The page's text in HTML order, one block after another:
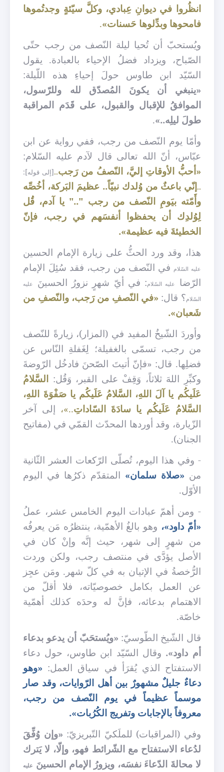
انظُروا في ديوانِ عِبادي، وكلَّ سيّئةٍ وجدتُموها
فامحوها وبدِّلوها حَسنات».
ويُستحبّ أن تُحيا ليلة النّصف من رجب حتّى
الصّباح، ويزداد فضلُ الإحياء بالعبادة. يقول
السّيّد ابن طاوس حولَ إحياءِ هذه اللّيلة:
«ينبغي أن يكونَ المُصدّق لله وللرّسول،
الموافقُ للإقبال والقبول، على قَدَم المراقبة
طولَ ليلِه..».
وأمّا يوم النّصف من رجب، ففي رواية عن ابن
عبّاس، أنّ الله تعالى قال لآدم عليه السّلام:
«أحبُّ الأوقاتِ إليَّ، النّصفُ من رَجب..[إلى قوله]:
..إنّي باعثٌ من وُلدك نبيّاً.. عظيمَ البَركة، أخُصِّه
وأَمّته بيَومِ النّصف من رجب ".." يا آدم، قُل
لِوُلدِك أن يحفظوا أنفسَهم في رجب، فإنّ
الخطيئةَ فيه عظيمة».
هذا، وقد ورد الحثُّ على زيارة الإمام الحسين
عليه السّلام في النّصف من رجب، فقد سُئِلَ الإمام
الرّضا
عليه السّلام: في أيّ شهرٍ نزورُ الحسينَ عليه
السّلام؟ قال: «في النّصفِ من رَجب، والنّصفِ من
شَعبان».
وأوردَ الشّيخُ المفيد في (المزار)، زيارةً للنّصف
من رجب، تسمّى بالغفيلة؛ لِغَفلةِ النّاس عن
فضلِها. قال: «فإنّ أتيتَ الصّحنَ فادخُل الرّوضةَ
وكبِّرِ اللهَ ثلاثاً، وَقِفْ على القبر، وَقُل: السَّلامُ
عَلَيكُم يا آلَ اللهِ، السَّلامُ عَلَيكُم يا صَفْوَةَ اللهِ،
السَّلامُ عَلَيكُم يا سادَةَ السّاداتِ..»، إلى آخر
الزّيارة، وقد أوردها المحدّث القمّي في (مفاتيح
الجنان).
- وفي هذا اليوم، تُصلّى الرّكعات العشر الثّانية
من«صلاة سلمان» المتقدّم ذكرُها في اليوم
الأوّل.
- ومن أهمّ عبادات اليوم الخامس عشر، عملُ
«أمّ داود»، وهو بالغُ الأهمّية، ينتظرُه مَن يعرفُه
من شهرٍ إلى شهر، حيث إنَّه وإنْ كان في
الأصل يؤدَّى في منتصف رجب، ولكن وردت
الرُّخصةُ في الإتيان به في كلّ شهر. ومَن عجِز
عن العمل بكامل خصوصيّاته، فلا أقلّ من
الاهتمام بدعائه، فإنَّ له وحدَه كذلك أهمّية
خاصّة.
قال الشّيخ الطّوسيّ: «ويُستحَبّ أن يدعو بدعاء
أم داود». وقال السّيّد ابن طاوس، حول دعاء
الاستفتاح الذي يُقرَأ في سياق العمل: «وهو
دعاءٌ جليلٌ مشهورٌ بين أهل الرّوايات، وقد صار
موسماً عظيماً في يوم النّصف من رجب،
معروفاً بالإجابات وتفريج الكُرُبات».
وفي (المراقبات) للملَكيّ التّبريزيّ: «وإن وُفِّقَ
لدُعاء الاستفتاح مع الشّرائط فهو، وإلّا، لا يَترك
لا محالةَ الدّعاءَ نفسَه، ويزورُ الإمام الحسينَ عليه